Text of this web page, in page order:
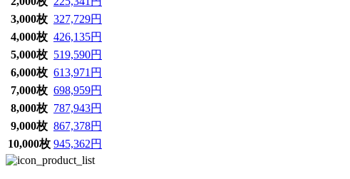
3,000枚 327,729円
4,000枚 426,135円
5,000枚 519,590円
6,000枚 613,971円
7,000枚 698,959円
8,000枚 787,943円
9,000枚 867,378円
10,000枚 945,362円